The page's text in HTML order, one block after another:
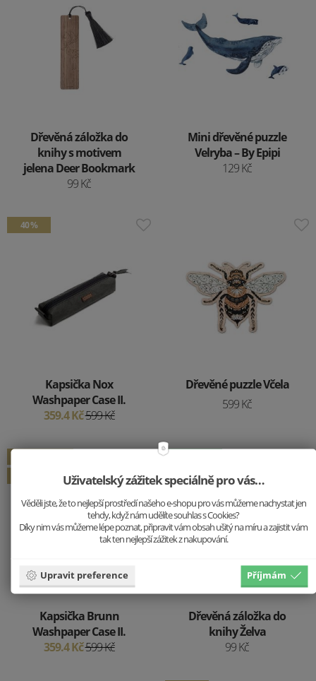
Dřevěná záložka do
knihy s motivem
jelena Deer Bookmark
99 Kč
Mini dřevěné puzzle
Velryba – By Epipi
129 Kč
40 %
Kapsička Nox
Washpaper Case II.
359.4 Kč599 Kč
Dřevěné puzzle Včela
599 Kč
Kapsička Brunn
Washpaper Case II.
359.4 Kč599 Kč
Dřevěná záložka do
knihy Želva
99 Kč
Uživatelský zážitek speciálně pro vás…
Věděli jste, že to nejlepší prostředí našeho e-shopu pro vás můžeme nachystat jen
tehdy, když nám udělíte souhlas s Cookies?
Díky nim vás můžeme lépe poznat, připravit vám obsah ušitý na míru a zajistit vám
tak ten nejlepší zážitek z nakupování.
Upravit preference Příjmám